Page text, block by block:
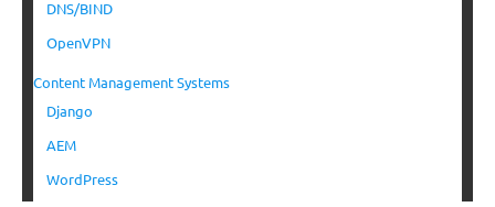
DNS/BIND
OpenVPN
Content Management Systems
Django
AEM
WordPress